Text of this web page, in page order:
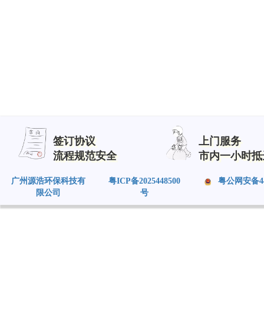
签订协议
流程规范安全
上门服务
市内一小时
广州源浩环保科技有
限公司
粤ICP备2025448500
号
粤公网安备